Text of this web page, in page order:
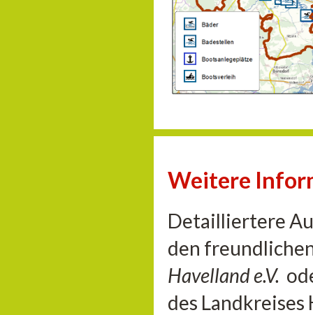
Weitere
Detailliertere
den
Havelland e.V.
des Landkreises